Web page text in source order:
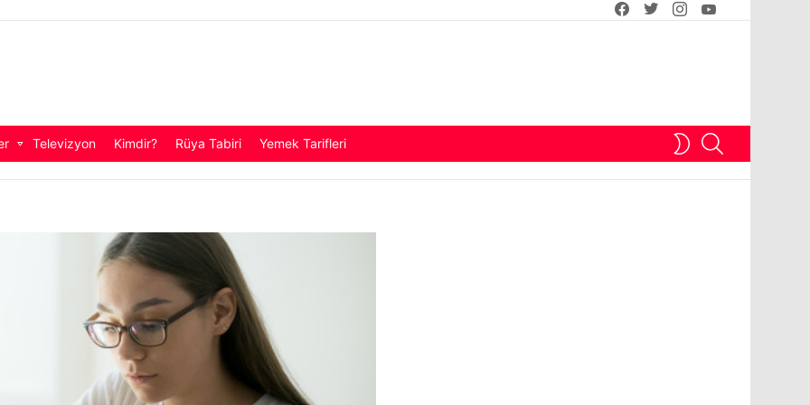
Televizyon Kimdir? Rüya Tabiri Yemek Tarifleri
SWITCH